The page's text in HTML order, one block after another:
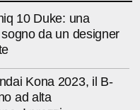
10 Duke: una
da un designer
Kona 2023, il B-
ad alta